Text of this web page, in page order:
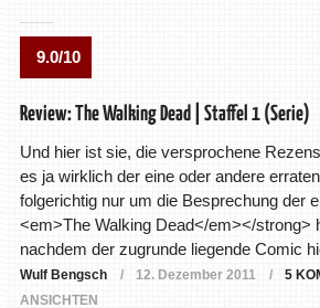
9.0/10
Review: The Walking Dead | Staffel 1 (Serie)
Und hier ist sie, die versprochene
es ja wirklich der eine oder andere
folgerichtig nur um die Besprechung der
<em>The Walking Dead</em></strong>
nachdem der zugrunde liegende Comic
Wulf Bengsch 12. Dezember 2011 5
ANSICHTEN